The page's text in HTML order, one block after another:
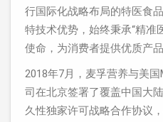
行国际化战略布局的特医食
特技术优势，始终秉承“精准
使命，为消费者提供优质产品
2018年7月，麦孚营养与美
司在北京签署了覆盖中国大
久性独家许可战略合作协议